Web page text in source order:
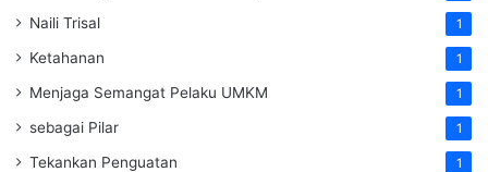
Naili Trisal 1
Ketahanan 1
Menjaga Semangat Pelaku UMKM 1
sebagai Pilar 1
Tekankan Penguatan 1